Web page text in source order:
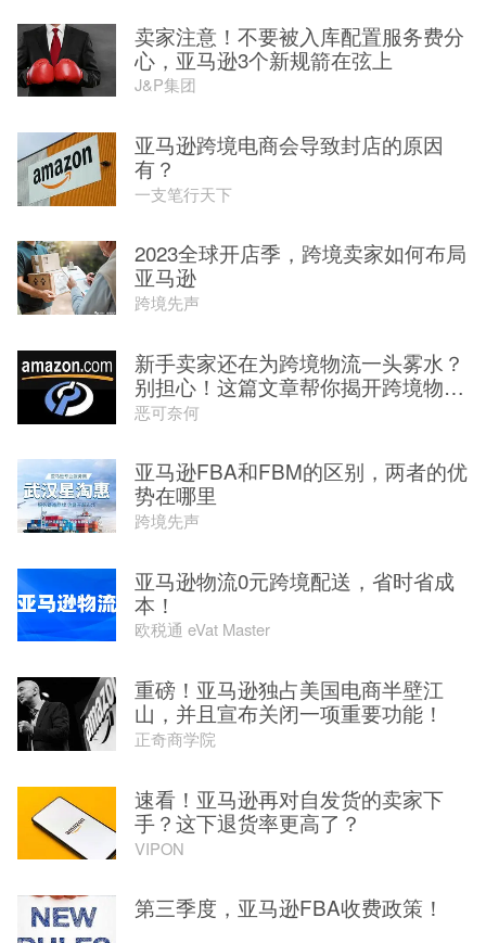
卖家注意！不要被入库配置服务费分
心，亚马逊3个新规箭在弦上
J&P集团
亚马逊跨境电商会导致封店的原因
有？
一支笔行天下
2023全球开店季，跨境卖家如何布局
亚马逊
跨境先声
新手卖家还在为跨境物流一头雾水？
别担心！这篇文章帮你揭开跨境物
流...
恶可奈何
亚马逊FBA和FBM的区别，两者的优
势在哪里
跨境先声
亚马逊物流0元跨境配送，省时省成
本！
欧税通 eVat Master
重磅！亚马逊独占美国电商半壁江
山，并且宣布关闭一项重要功能！
正奇商学院
速看！亚马逊再对自发货的卖家下
手？这下退货率更高了？
VIPON
第三季度，亚马逊FBA收费政策！